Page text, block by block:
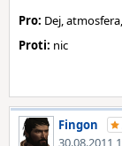
Pro: Dej,
Proti: nic
Fingon
30.08.2011